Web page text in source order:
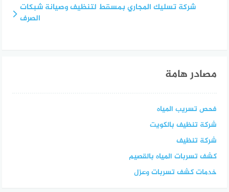
شركة تسليك المجاري بمسقط لتنظيف وصيانة شبكات
الصرف
مصادر هامة
فحص تسريب المياه
شركة تنظيف بالكويت
شركة تنظيف
كشف تسربات المياه بالقصيم
خدمات كشف تسربات وعزل